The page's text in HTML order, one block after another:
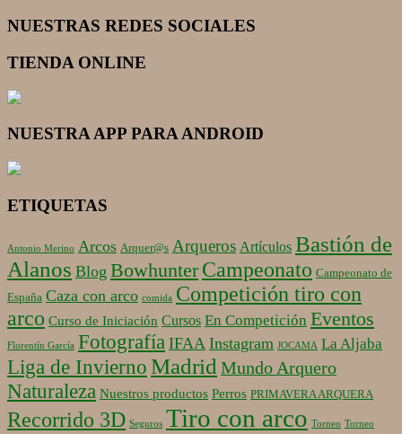
NUESTRAS REDES SOCIALES
TIENDA ONLINE
NUESTRA APP PARA ANDROID
ETIQUETAS
Antonio Merino Arcos Arquer@s Arqueros Artículos Bastión de
Alanos Blog Bowhunter Campeonato Campeonato de
España Caza con arco comida Competición tiro con
arco Curso de Iniciación Cursos En Competición Eventos
Florentín García Fotografía IFAA Instagram JOCAMA La Aljaba
Liga de Invierno Madrid Mundo Arquero
Naturaleza Nuestros productos Perros PRIMAVERA ARQUERA
Recorrido 3D Seguros Tiro con arco Torneo Torneo